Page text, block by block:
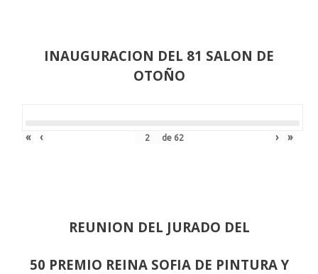
INAUGURACION DEL 81 SALON DE
OTOÑO
« ‹ de 62 › »
REUNION DEL JURADO DEL
50 PREMIO REINA SOFIA DE PINTURA Y